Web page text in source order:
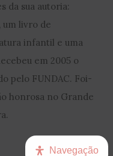
da sua autoria:
um livro de
infantil e uma
em 2005 o
pelo FUNDAC. Foi-
honrosa no Grande
Navegação